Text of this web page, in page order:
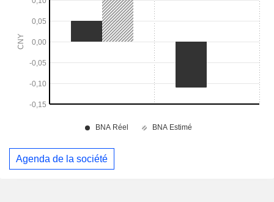
Agenda de la société